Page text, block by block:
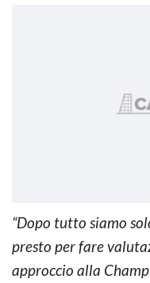
“Dopo tutto siamo
presto per fare
approccio alla